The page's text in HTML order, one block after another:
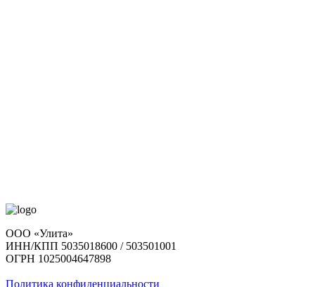
ООО «Улита»
ИНН/КПП 5035018600 / 503501001
ОГРН 1025004647898
Политика конфиденциальности